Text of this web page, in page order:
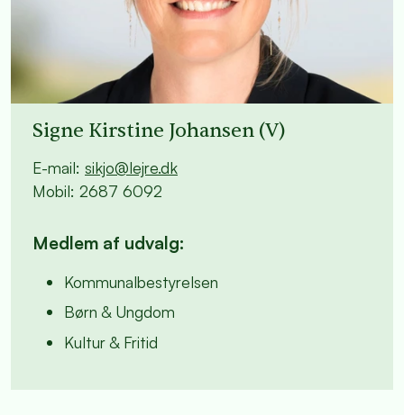
Signe Kirstine Johansen (V)
E-mail: sikjo@lejre.dk
Mobil: 2687 6092
Medlem af udvalg:
Kommunalbestyrelsen
Børn & Ungdom
Kultur & Fritid